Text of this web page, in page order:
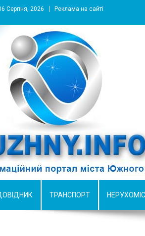
Серпня, 2026 Реклама на сайті
портал города Южный
ТРАНСПОРТ